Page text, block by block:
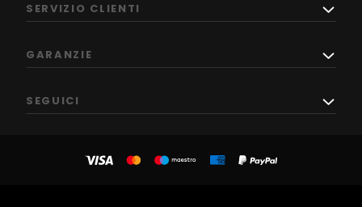
SERVIZIO CLIENTI
GARANZIE
SEGUICI